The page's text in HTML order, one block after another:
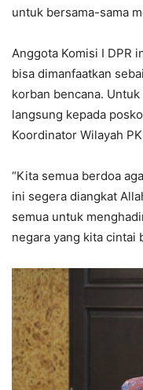
untuk bersama-sama
Anggota Komisi I DPR
bisa dimanfaatkan
korban bencana.
langsung kepada
Koordinator Wilayah
“Kita semua berdoa
ini segera diangkat
semua untuk
negara yang kita cintai